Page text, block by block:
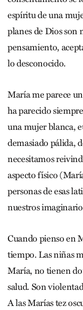
espíritu de una
planes de Dios son
pensamiento,
lo desconocido.
María me parece
ha parecido
una mujer blanca,
demasiado pálida,
necesitamos
aspecto físico
personas de esas
nuestros
Cuando pienso en
tiempo. Las niñas
María, no tienen
salud. Son
A las Marías tez